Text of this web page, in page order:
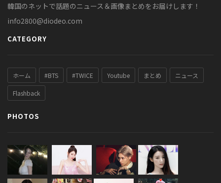
韓国のネットで話題のニュース＆画像まとめをお届けします！
info2800@diodeo.com
CATEGORY
ホーム #BTS #TWICE Youtube まとめ ニュース
Flashback
PHOTOS